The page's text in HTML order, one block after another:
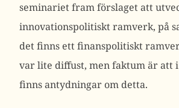
seminariet fram förslaget att
innovationspolitiskt ramverk, på
det finns ett finanspolitiskt
var lite diffust, men faktum är att
finns antydningar om detta.